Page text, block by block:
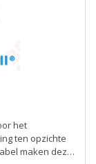
het
ten opzichte
maken deze